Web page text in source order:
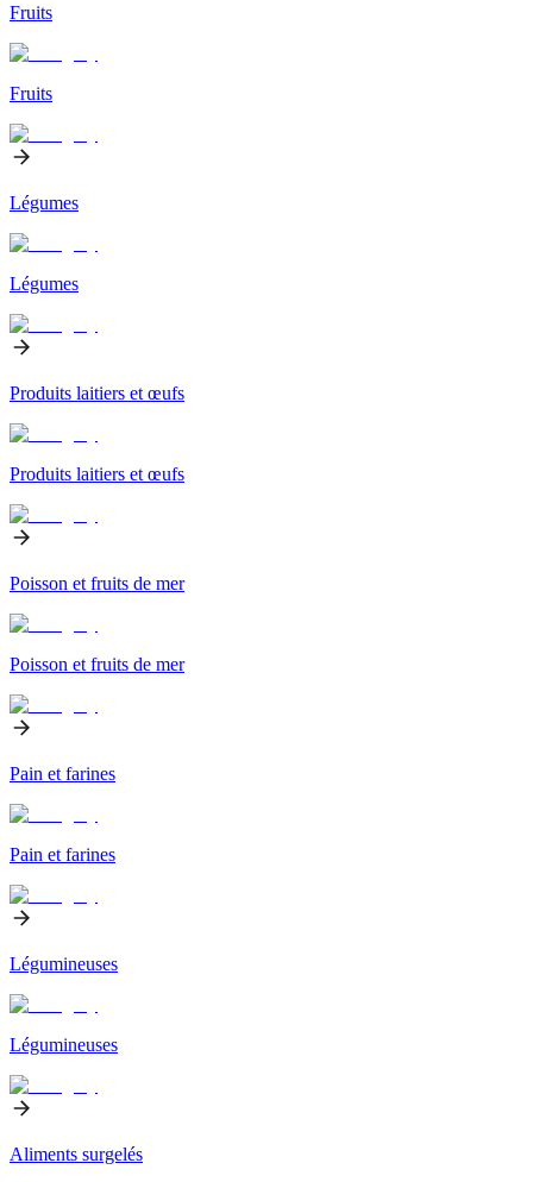
Fruits
Fruits
Légumes
Légumes
Produits laitiers et œufs
Produits laitiers et œufs
Poisson et fruits de mer
Poisson et fruits de mer
Pain et farines
Pain et farines
Légumineuses
Légumineuses
Aliments surgelés